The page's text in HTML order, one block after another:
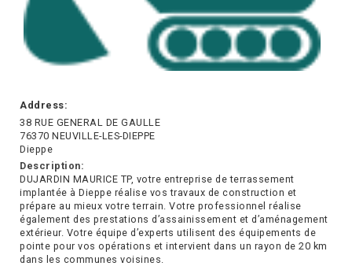
Address:
38 RUE GENERAL DE GAULLE
76370 NEUVILLE-LES-DIEPPE
Dieppe
Description:
DUJARDIN MAURICE TP, votre entreprise de terrassement
implantée à Dieppe réalise vos travaux de construction et
prépare au mieux votre terrain. Votre professionnel réalise
également des prestations d’assainissement et d’aménagement
extérieur. Votre équipe d’experts utilisent des équipements de
pointe pour vos opérations et intervient dans un rayon de 20 km
dans les communes voisines.